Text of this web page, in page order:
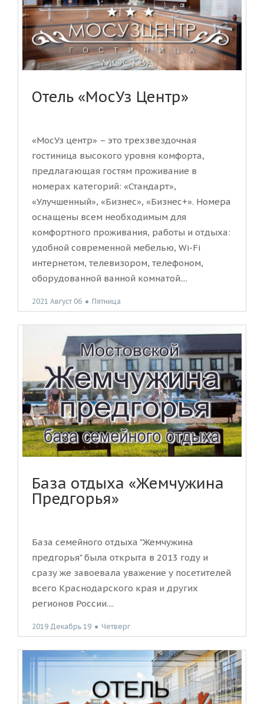
Отель «МосУз Центр»
«МосУз центр» – это трехзвездочная
гостиница высокого уровня комфорта,
предлагающая гостям проживание в
номерах категорий: «Стандарт»,
«Улучшенный», «Бизнес», «Бизнес+». Номера
оснащены всем необходимым для
комфортного проживания, работы и отдыха:
удобной современной мебелью, Wi-Fi
интернетом, телевизором, телефоном,
оборудованной ванной комнатой....
2021 Август 06 ● Пятница
База отдыха «Жемчужина
Предгорья»
База семейного отдыха "Жемчужина
предгорья" была открыта в 2013 году и
сразу же завоевала уважение у посетителей
всего Краснодарского края и других
регионов России....
2019 Декабрь 19 ● Четверг